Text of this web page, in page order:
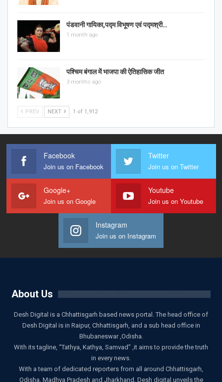
पंडवानी गायिका,पद्म विभूषण एवं पद्मश्री…
1 month ago
पश्चिम बंगाल में भाजपा की ऐतिहासिक जीत
3 months ago
PREV NEXT 1 of 1,912
Facebook
Join us on Facebook
Twitter
Join us on Twitter
Google+
Join us on Google
Youtube
Join us on Youtube
Instagram
Join us on Instagram
About Us
Desh Digital is a Chhattisgarh based news portal. The head office of
Desh Digital is in Raipur, Chhattisgarh, and a sub head office in
Bhubaneswar ,Odisha.
With its tagline, “Tathya, Kathya, Samvad” ,it aims to provide the truth
in every news.
With a team of dedicated reporters from all around Chhattisgarh,
Odisha, Madhya Pradesh and Jharkhand, Desh digital unveils the